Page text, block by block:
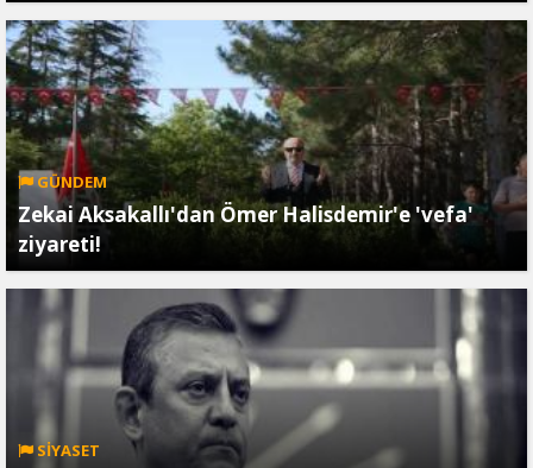
GÜNDEM
Zekai Aksakallı'dan Ömer Halisdemir'e 'vefa'
ziyareti!
SİYASET